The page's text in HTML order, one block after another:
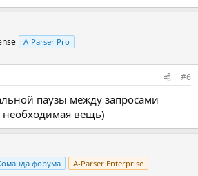
A-Parser Pro
#6
паузы между запросами
необходимая вещь)
форума A-Parser Enterprise